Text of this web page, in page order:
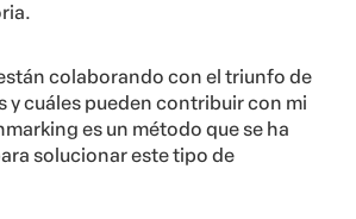
colaborando con el triunfo de
y cuáles pueden contribuir con mi
es un método que se ha
solucionar este tipo de